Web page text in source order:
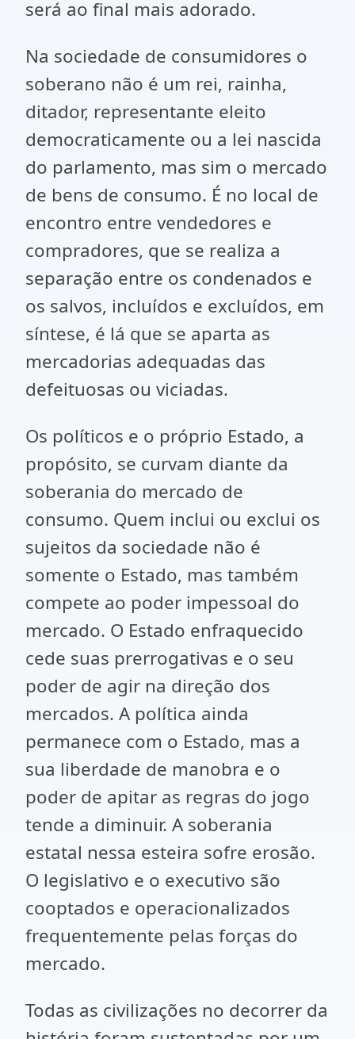
será ao final mais adorado.
Na sociedade de consumidores o
soberano não é um rei, rainha,
ditador, representante eleito
democraticamente ou a lei nascida
do parlamento, mas sim o mercado
de bens de consumo. É no local de
encontro entre vendedores e
compradores, que se realiza a
separação entre os condenados e
os salvos, incluídos e excluídos, em
síntese, é lá que se aparta as
mercadorias adequadas das
defeituosas ou viciadas.
Os políticos e o próprio Estado, a
propósito, se curvam diante da
soberania do mercado de
consumo. Quem inclui ou exclui os
sujeitos da sociedade não é
somente o Estado, mas também
compete ao poder impessoal do
mercado. O Estado enfraquecido
cede suas prerrogativas e o seu
poder de agir na direção dos
mercados. A política ainda
permanece com o Estado, mas a
sua liberdade de manobra e o
poder de apitar as regras do jogo
tende a diminuir. A soberania
estatal nessa esteira sofre erosão.
O legislativo e o executivo são
cooptados e operacionalizados
frequentemente pelas forças do
mercado.
Todas as civilizações no decorrer da